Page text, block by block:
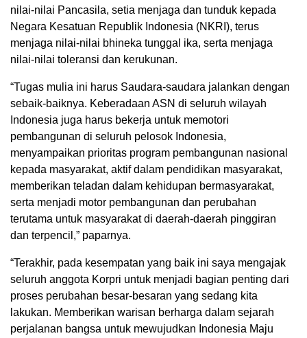
nilai-nilai Pancasila, setia menjaga dan tunduk kepada
Negara Kesatuan Republik Indonesia (NKRI), terus
menjaga nilai-nilai bhineka tunggal ika, serta menjaga
nilai-nilai toleransi dan kerukunan.
“Tugas mulia ini harus Saudara-saudara jalankan dengan
sebaik-baiknya. Keberadaan ASN di seluruh wilayah
Indonesia juga harus bekerja untuk memotori
pembangunan di seluruh pelosok Indonesia,
menyampaikan prioritas program pembangunan nasional
kepada masyarakat, aktif dalam pendidikan masyarakat,
memberikan teladan dalam kehidupan bermasyarakat,
serta menjadi motor pembangunan dan perubahan
terutama untuk masyarakat di daerah-daerah pinggiran
dan terpencil,” paparnya.
“Terakhir, pada kesempatan yang baik ini saya mengajak
seluruh anggota Korpri untuk menjadi bagian penting dari
proses perubahan besar-besaran yang sedang kita
lakukan. Memberikan warisan berharga dalam sejarah
perjalanan bangsa untuk mewujudkan Indonesia Maju